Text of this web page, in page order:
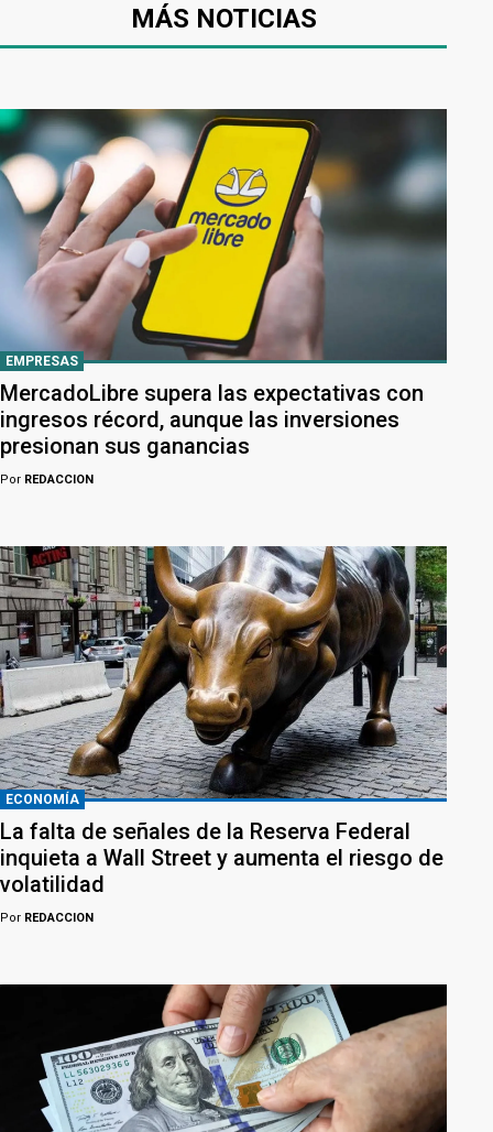
MÁS NOTICIAS
EMPRESAS
MercadoLibre supera las expectativas con
ingresos récord, aunque las inversiones
presionan sus ganancias
Por REDACCION
ECONOMÍA
La falta de señales de la Reserva Federal
inquieta a Wall Street y aumenta el riesgo de
volatilidad
Por REDACCION